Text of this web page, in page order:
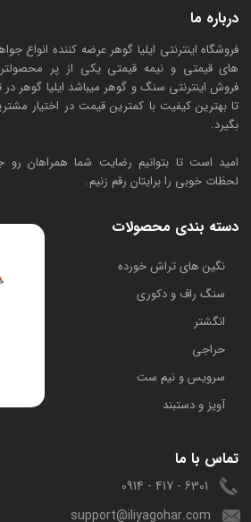
درباره ما
فروشگاه اینترنتی ایلیا گوهر عرضه کننده انواع
های قیمتی و نیمه قیمتی یکی از پر
فروش اینترنتی سنگ و گوهر میباشد ایلیا گوهر
تا بهترین کیفیت با کمترین قیمت در اختیار
بگیرد.
امید است تا بتوانیم رضایت شما همراهان
لحظات خوبی را برایتان رقم زنیم.
دسته بندی محصولات
​نگین های تراش خورده
سنگ راف و دکوری
انگشتر
حراجی
سرویس و نیم ست
آویز و دستبند
تماس با ما
6301 - 417 - 0914
support@iliyagohar.com